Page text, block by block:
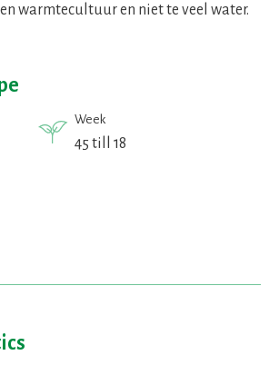
warmtecultuur en niet te veel water.
Week
45 till 18